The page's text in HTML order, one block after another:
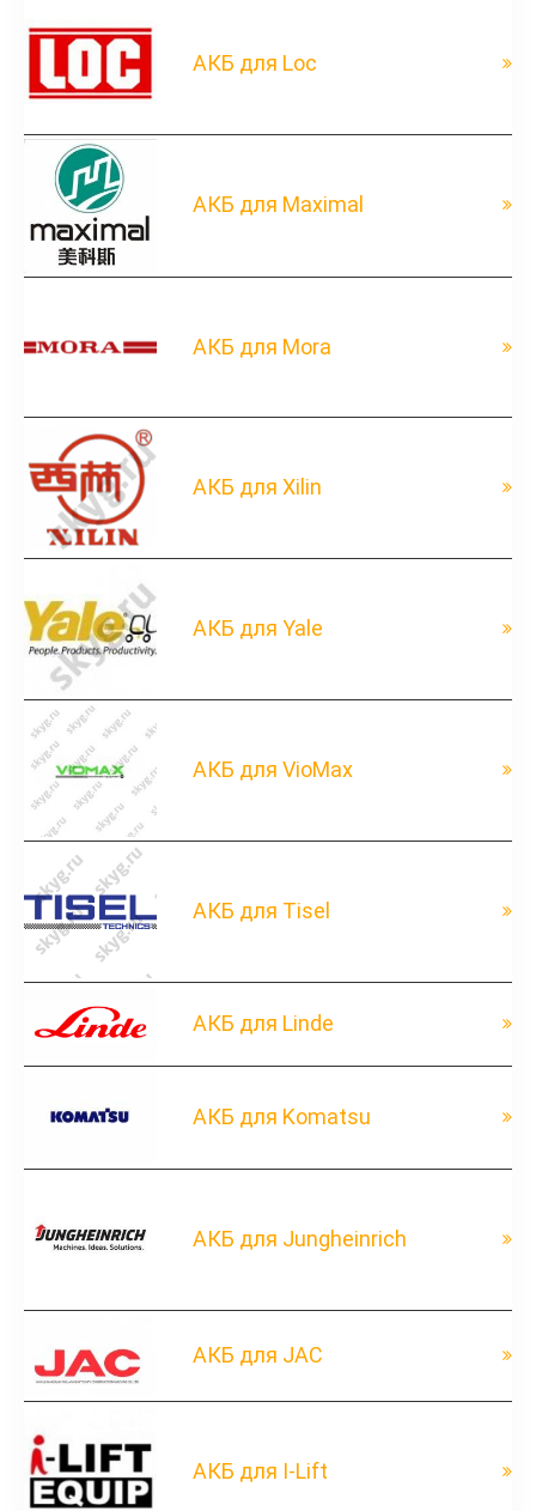
АКБ для Loc
АКБ для Maximal
АКБ для Mora
АКБ для Xilin
АКБ для Yale
АКБ для VioMax
АКБ для Tisel
АКБ для Linde
АКБ для Komatsu
АКБ для Jungheinrich
АКБ для JAC
АКБ для I-Lift